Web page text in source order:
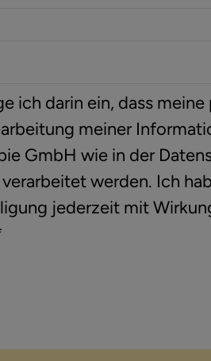
ich darin ein, dass
meiner
GmbH wie in der
werden. Ich
jederzeit mit